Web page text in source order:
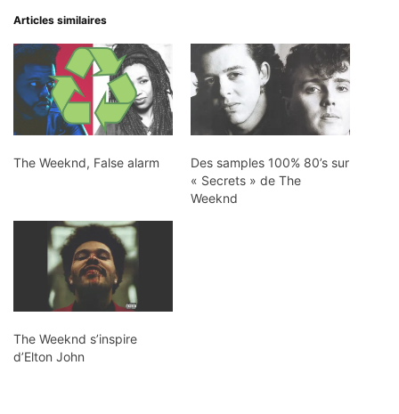
Articles similaires
The Weeknd, False alarm
Des samples 100% 80’s sur
« Secrets » de The
Weeknd
The Weeknd s’inspire
d’Elton John